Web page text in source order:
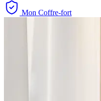
Mon Coffre-fort